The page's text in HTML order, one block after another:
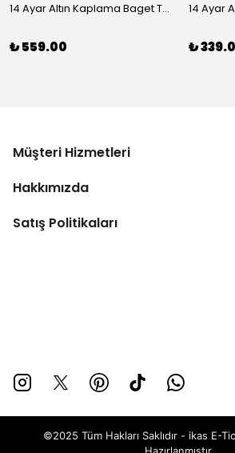
14 Ayar Altın Kaplama Baget Taşlı Vip Bileklik
₺ 559.00 ₺
Müşteri Hizmetleri
Hakkımızda
Satış Politikaları
©2025 Tüm Hakları Saklıdır - ikas E-